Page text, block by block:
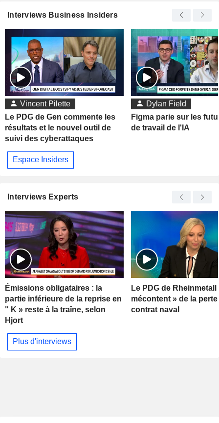
Interviews Business Insiders
Vincent Pilette
Le PDG de Gen commente les
résultats et le nouvel outil de
suivi des cyberattaques
Dylan Field
Figma parie sur les
de travail de l'IA
Espace Insiders
Interviews Experts
Émissions obligataires : la
partie inférieure de la reprise en
" K » reste à la traîne, selon
Hjort
Le PDG de
mécontent » de la
contrat naval
Plus d'interviews